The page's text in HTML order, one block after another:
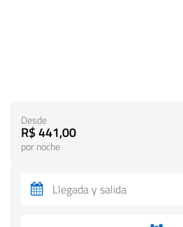
Desde
R$ 441,00
por noche